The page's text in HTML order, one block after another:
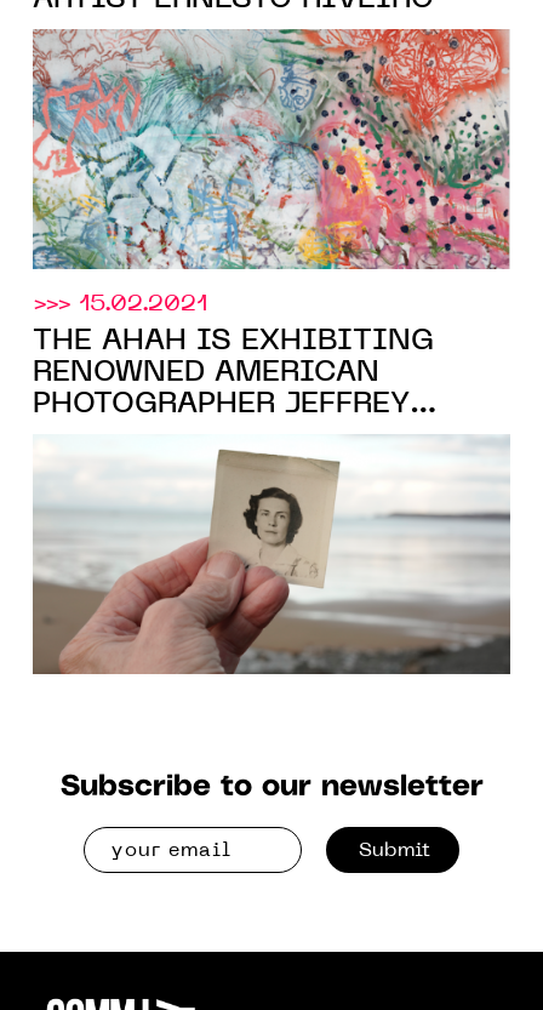
>>> 15.02.2021
THE AHAH IS EXHIBITING
RENOWNED AMERICAN
PHOTOGRAPHER JEFFREY
SILVERTHORNE IN PARIS FROM
23 JAN. TO 27 MAR. 2021
Subscribe to our newsletter
Submit